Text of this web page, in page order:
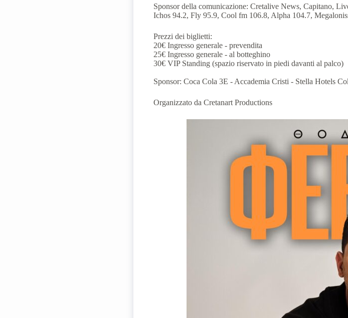
Sponsor della comunicazione: Cretalive News, Capitano,
Ichos 94.2, Fly 95.9, Cool fm 106.8, Alpha 104.7,
Prezzi dei biglietti:
20€ Ingresso generale - prevendita
25€ Ingresso generale - al botteghino
30€ VIP Standing (spazio riservato in piedi davanti al palco)
Sponsor: Coca Cola 3E - Accademia Cristi - Stella Hotels
Organizzato da Cretanart Productions